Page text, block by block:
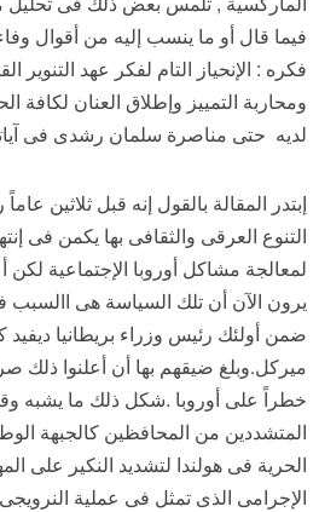
فيما قال أو ما ينسب إليه من أقوال
فكره : الإنحياز التام لفكر عهد التنوير
ومحاربة التمييز وإطلاق العنان
لديه حتى مناصرة سلمان رشدى فى
إبتدر المقالة بالقول إنه قبل ثلاثين
التنوع العرقى والثقافى بها يكمن فى
لمعالجة مشاكل أوروبا الإجتماعية لكن
يرون الآن أن تلك السياسة هى
ضمن أولئك رئيس وزراء بريطانيا ديفيد
ميركل.وبلغ ضيقهم بها أن أعلنوا ذلك
خطراً على أوروبا .شكل ذلك ما يشبه
المتشددين من المحافظين كالجبهة
الحرية فى هولندا لتشديد النكير على
الإجرامى الذى تمثل فى عملية